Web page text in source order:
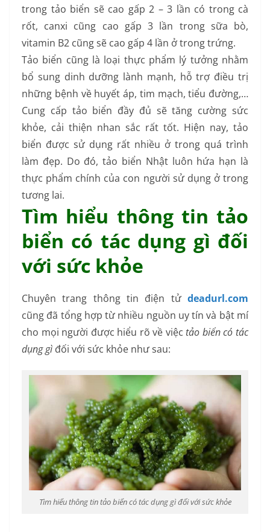
trong tảo biển sẽ cao gấp 2 – 3 lần có trong cà
rốt, canxi cũng cao gấp 3 lần trong sữa bò,
vitamin B2 cũng sẽ cao gấp 4 lần ở trong trứng.
Tảo biển cũng là loại thực phẩm lý tưởng nhằm
bổ sung dinh dưỡng lành mạnh, hỗ trợ điều trị
những bệnh về huyết áp, tim mạch, tiểu đường,…
Cung cấp tảo biển đầy đủ sẽ tăng cường sức
khỏe, cải thiện nhan sắc rất tốt. Hiện nay, tảo
biển được sử dụng rất nhiều ở trong quá trình
làm đẹp. Do đó, tảo biển Nhật luôn hứa hạn là
thực phẩm chính của con người sử dụng ở trong
tương lai.
Tìm hiểu thông tin tảo
biển có tác dụng gì đối
với sức khỏe
Chuyên trang thông tin điện tử deadurl.com
cũng đã tổng hợp từ nhiều nguồn uy tín và bật mí
cho mọi người được hiểu rõ về việc tảo biển có tác
dụng gì đối với sức khỏe như sau:
Tìm hiểu thông tin tảo biển có tác dụng gì đối với sức khỏe